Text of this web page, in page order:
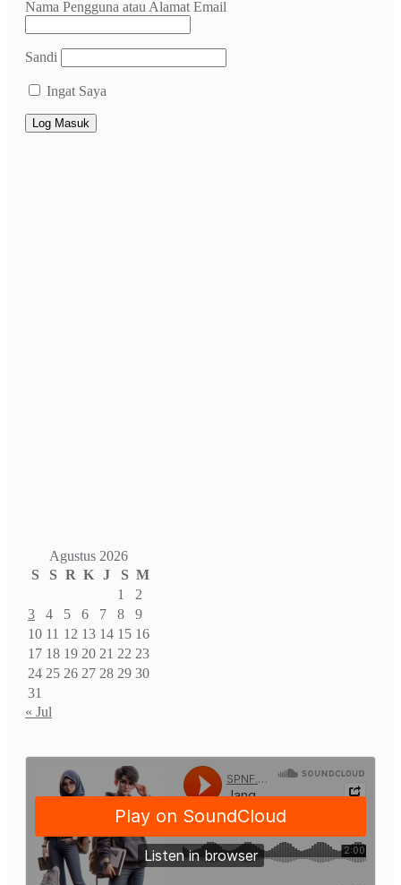
Nama Pengguna atau Alamat Email
Sandi
Ingat Saya
Agustus 2026
S
S R K J S M
1
2
3
4 5 6 7 8
9
10 11 12 13 14 15 16
17 18 19 20 21 22 23
24 25 26 27 28 29 30
31
« Jul